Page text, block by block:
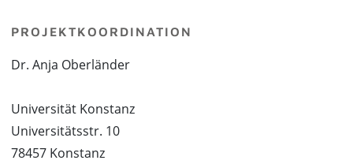
PROJEKTKOORDINATION
Dr. Anja Oberländer
Universität Konstanz
Universitätsstr. 10
78457 Konstanz